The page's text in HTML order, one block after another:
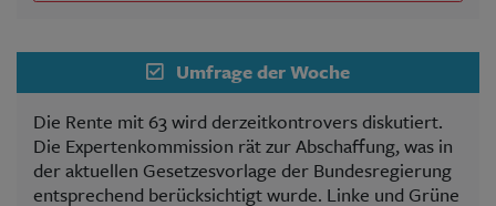
Umfrage der Woche
Die Rente mit 63 wird derzeitkontrovers diskutiert.
Die Expertenkommission rät zur Abschaffung, was in
der aktuellen Gesetzesvorlage der Bundesregierung
entsprechend berücksichtigt wurde. Linke und Grüne